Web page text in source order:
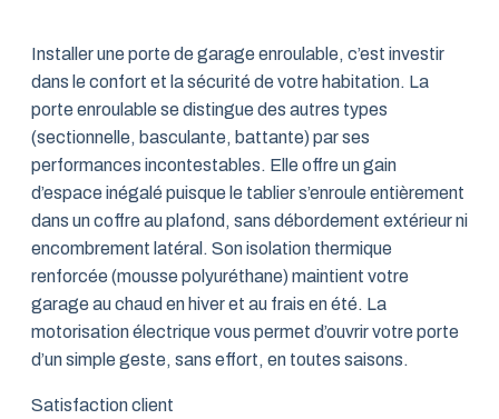
Installer une porte de garage enroulable, c’est investir
dans le confort et la sécurité de votre habitation. La
porte enroulable se distingue des autres types
(sectionnelle, basculante, battante) par ses
performances incontestables. Elle offre un gain
d’espace inégalé puisque le tablier s’enroule entièrement
dans un coffre au plafond, sans débordement extérieur ni
encombrement latéral. Son isolation thermique
renforcée (mousse polyuréthane) maintient votre
garage au chaud en hiver et au frais en été. La
motorisation électrique vous permet d’ouvrir votre porte
d’un simple geste, sans effort, en toutes saisons.
Satisfaction client